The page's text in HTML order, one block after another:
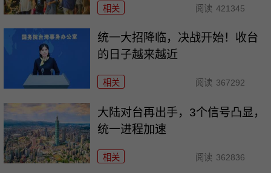
相关 阅读 421345
统一大招降临，决战开始！收台
的日子越来越近
相关 阅读 367292
大陆对台再出手，3个信号凸显，
统一进程加速
相关 阅读 362836